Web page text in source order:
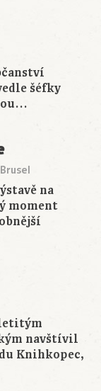
šéfky
na
moment
navštívil
Knihkopec,